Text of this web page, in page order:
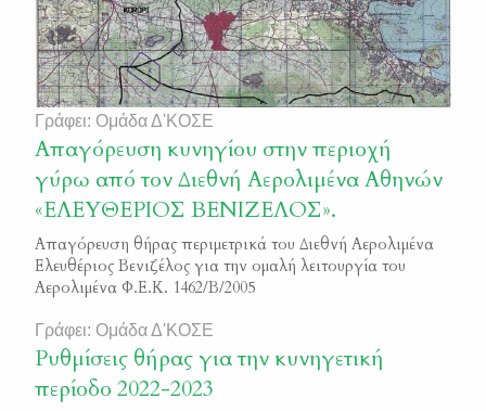
Γράφει: Ομάδα Δ'ΚΟΣΕ
Απαγόρευση κυνηγίου στην περιοχή
γύρω από τον Διεθνή Αερολιμένα Αθηνών
«ΕΛΕΥΘΕΡΙΟΣ ΒΕΝΙΖΕΛΟΣ».
Απαγόρευση θήρας περιμετρικά του Διεθνή Αερολιμένα
Ελευθέριος Βενιζέλος για την ομαλή λειτουργία του
Αερολιμένα Φ.Ε.Κ. 1462/Β/2005
Γράφει: Ομάδα Δ'ΚΟΣΕ
Ρυθμίσεις θήρας για την κυνηγετική
περίοδο 2022-2023